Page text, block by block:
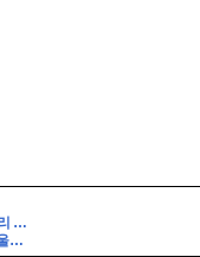
[ 대전 신탄진 ] 컴퓨터 화면불 고장 수리, 메모리 판매 사기인가?
“배고픈 사람 아닌 배아픈 사람 위한 정책” 서울부동산토론회서 나온 말